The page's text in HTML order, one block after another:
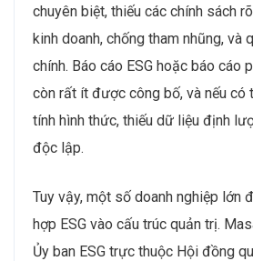
chuyên biệt, thiếu các chính sách
kinh doanh, chống tham nhũng, và
chính. Báo cáo ESG hoặc báo cáo
còn rất ít được công bố, và nếu có
tính hình thức, thiếu dữ liệu định
độc lập.
Tuy vậy, một số doanh nghiệp lớn
hợp ESG vào cấu trúc quản trị.
Ủy ban ESG trực thuộc Hội đồng